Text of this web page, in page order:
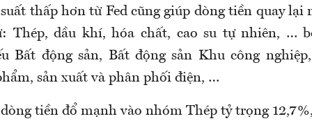
thấp hơn từ Fed cũng giúp dòng tiền quay lại
Thép, dầu khí, hóa chất, cao su tự nhiên, …
Bất động sản, Bất động sản Khu công
sản xuất và phân phối điện, …
tiền đổ mạnh vào nhóm Thép tỷ trọng